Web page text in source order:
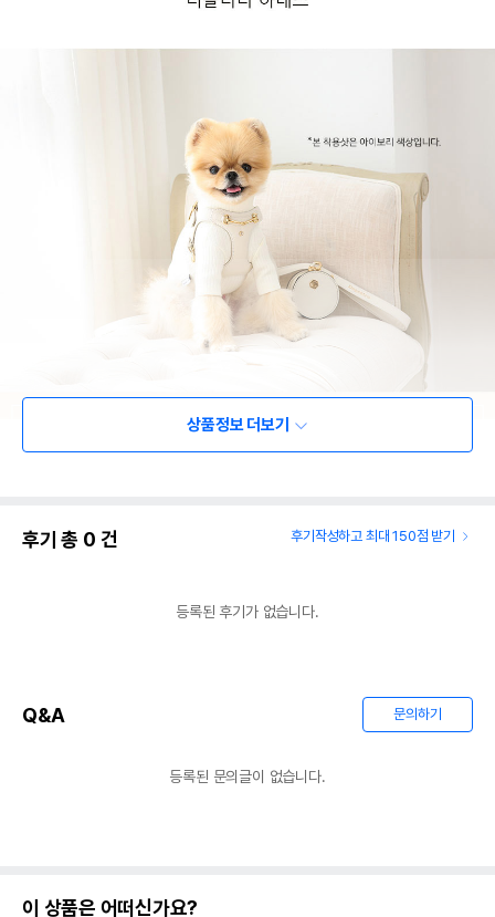
상품정보 더보기
후기 총 0 건 후기작성하고 최대 150점 받기
등록된 후기가 없습니다.
Q&A 문의하기
등록된 문의글이 없습니다.
이 상품은 어떠신가요?